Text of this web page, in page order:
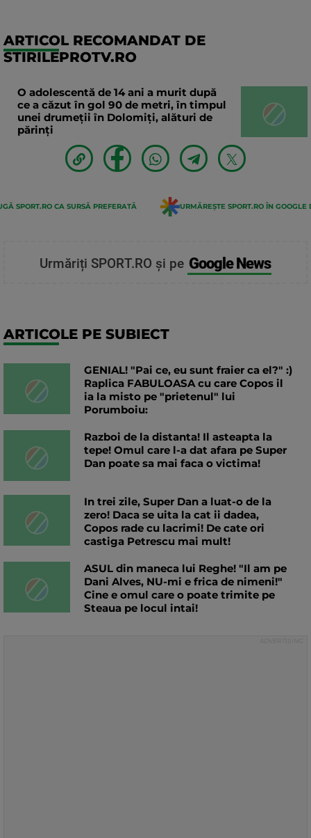
ARTICOL RECOMANDAT DE
STIRILEPROTV.RO
O adolescentă de 14 ani a murit după
ce a căzut în gol 90 de metri, în timpul
unei drumeții în Dolomiți, alături de
părinți
SPORT.RO CA SURSĂ PREFERATĂ URMĂREȘTE SPORT.RO ÎN GOOGLE
Urmăriți SPORT.RO și pe Google News
ARTICOLE PE SUBIECT
GENIAL! "Pai ce, eu sunt fraier ca el?" :)
Raplica FABULOASA cu care Copos il
ia la misto pe "prietenul" lui
Porumboiu:
Razboi de la distanta! Il asteapta la
tepe! Omul care l-a dat afara pe Super
Dan poate sa mai faca o victima!
In trei zile, Super Dan a luat-o de la
zero! Daca se uita la cat ii dadea,
Copos rade cu lacrimi! De cate ori
castiga Petrescu mai mult!
ASUL din maneca lui Reghe! "Il am pe
Dani Alves, NU-mi e frica de nimeni!"
Cine e omul care o poate trimite pe
Steaua pe locul intai!